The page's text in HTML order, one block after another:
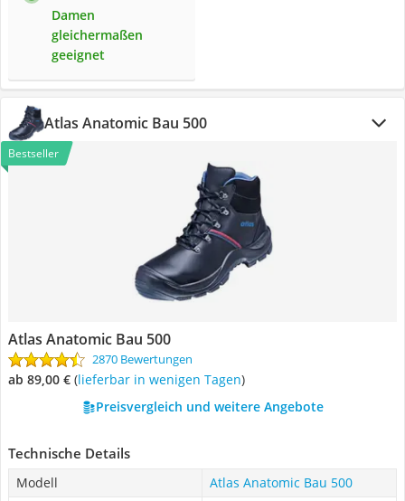
Damen
gleichermaßen
geeignet
Atlas Anatomic Bau 500
Bestseller
Atlas Anatomic Bau 500
2870 Bewertungen
ab 89,00 € ( Lieferbar in wenigen Tagen)
Preisvergleich und weitere Angebote
Technische Details
Modell
Atlas Anatomic Bau 500